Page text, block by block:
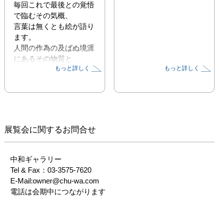
毎回これで最後との覚悟
で臨むその気概、
言葉は無くとも絵が語り
ます。
人間の作為の及ばぬ境涯
にあるその物質と
超物質の成せる神秘の造
果てしなく続く希求の旅
もっと詳しく もっと詳しく
展覧会に関するお問合せ
中和ギャラリー
Tel & Fax：03-3575-7620
E-Mail:owner@chu-wa.com
電話は会期中につながります